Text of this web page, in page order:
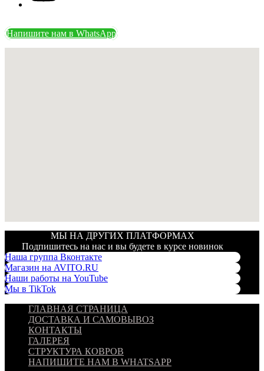
Напишите нам в WhatsApp
МЫ НА ДРУГИХ ПЛАТФОРМАХ
Подпишитесь на нас и вы будете в курсе новинок
Наша группа Вконтакте
Магазин на AVITO.RU
Наши работы на YouTube
Мы в TikTok
ГЛАВНАЯ СТРАНИЦА
ДОСТАВКА И САМОВЫВОЗ
КОНТАКТЫ
ГАЛЕРЕЯ
СТРУКТУРА КОВРОВ
НАПИШИТЕ НАМ В WHATSAPP